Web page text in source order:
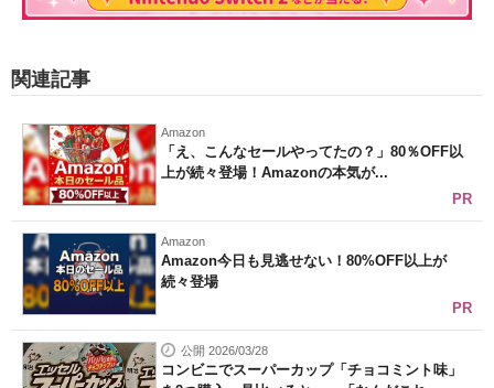
関連記事
Amazon
「え、こんなセールやってたの？」80％OFF以
上が続々登場！Amazonの本気が...
PR
Amazon
Amazon今日も見逃せない！80%OFF以上が
続々登場
PR
公開 2026/03/28
コンビニでスーパーカップ「チョコミント味」